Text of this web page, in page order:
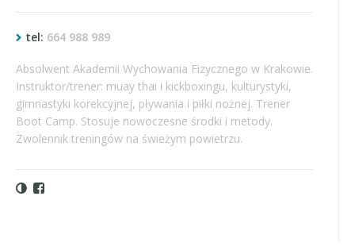
tel: 664 988 989
Absolwent Akademii Wychowania Fizycznego w Krakowie.
Instruktor/trener: muay thai i kickboxingu, kulturystyki,
gimnastyki korekcyjnej, pływania i piłki nożnej. Trener
Boot Camp. Stosuje nowoczesne środki i metody.
Zwolennik treningów na świeżym powietrzu.